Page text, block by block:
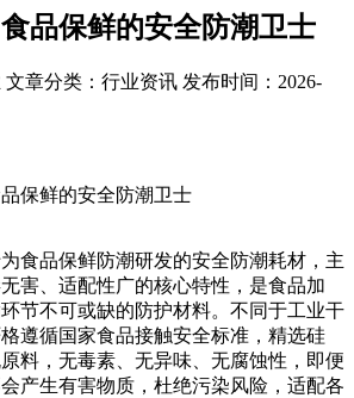
品保鲜的安全防潮卫士
文章分类：行业资讯 发布时间：2026-
鲜的安全防潮卫士
品保鲜防潮研发的安全防潮耗材，主
害、适配性广的核心特性，是食品加
节不可或缺的防护材料。不同于工业干
遵循国家食品接触安全标准，精选硅
料，无毒素、无异味、无腐蚀性，即便
产生有害物质，杜绝污染风险，适配各